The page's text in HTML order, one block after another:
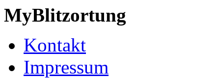
MyBlitzortung
Kontakt
Impressum